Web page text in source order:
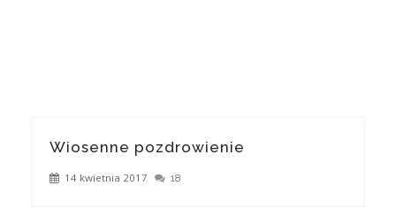
Wiosenne pozdrowienie
14 kwietnia 2017 18